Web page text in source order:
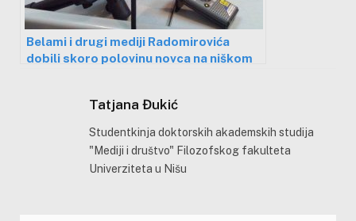
Belami i drugi mediji Radomirovića
dobili skoro polovinu novca na niškom
Tatjana Đukić
Studentkinja doktorskih akademskih studija
"Mediji i društvo" Filozofskog fakulteta
Univerziteta u Nišu